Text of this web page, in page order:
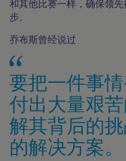
和其他比赛一样，确保领
步。
乔布斯曾经说过
要把一件事
付出大量艰
解其背后的
的解决方案。